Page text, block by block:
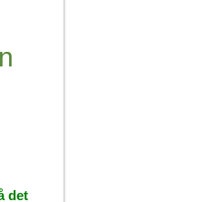
det